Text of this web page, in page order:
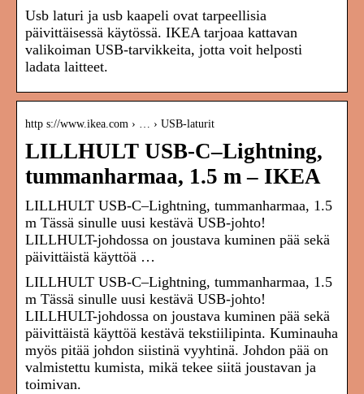
Usb laturi ja usb kaapeli ovat tarpeellisia
päivittäisessä käytössä. IKEA tarjoaa kattavan
valikoiman USB-tarvikkeita, jotta voit helposti
ladata laitteet.
http s://www.ikea.com › … › USB-laturit
LILLHULT USB-C–Lightning,
tummanharmaa, 1.5 m – IKEA
LILLHULT USB-C–Lightning, tummanharmaa, 1.5
m Tässä sinulle uusi kestävä USB-johto!
LILLHULT-johdossa on joustava kuminen pää sekä
päivittäistä käyttöä …
LILLHULT USB-C–Lightning, tummanharmaa, 1.5
m Tässä sinulle uusi kestävä USB-johto!
LILLHULT-johdossa on joustava kuminen pää sekä
päivittäistä käyttöä kestävä tekstiilipinta. Kuminauha
myös pitää johdon siistinä vyyhtinä. Johdon pää on
valmistettu kumista, mikä tekee siitä joustavan ja
toimivan.